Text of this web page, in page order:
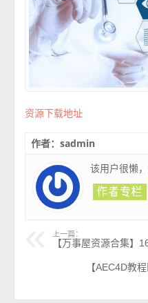
资源下载地址
作者：sadmin
该用户很懒
上一篇：
【万事屋资源合集】
【AEC4D教